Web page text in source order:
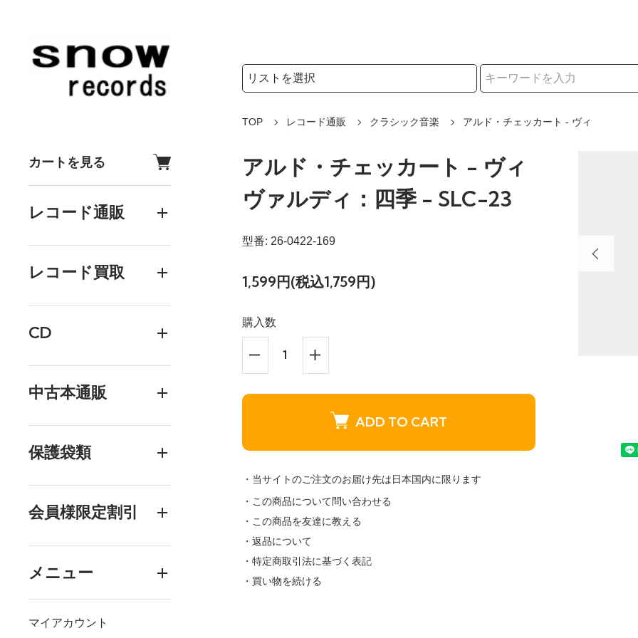
カートを見る
レコード通販
レコード買取
CD
中古本通販
保護袋類
会員様限定割引
メニュー
マイアカウント
検索リストの選択
TOP レコード通販 クラシック音楽 アルド・チェッカート - ヴィ
アルド・チェッカート - ヴィ
ヴァルディ：四季 - SLC-23
型番: 26-0422-169
1,599円(税込1,759円)
購入数
ADD TO CART
・当サイトのご注文のお届け先は日本国内に限ります
・この商品について問い合わせる
・この商品を友達に教える
・返品について
・特定商取引法に基づく表記
・買い物を続ける